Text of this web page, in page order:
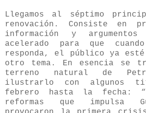
Llegamos al séptimo
renovación. Consiste en
información y
acelerado para que
responda, el público ya
otro tema. En esencia se
terreno natural de
ilustrarlo con algunos
febrero hasta la fecha:
reformas que impulsa